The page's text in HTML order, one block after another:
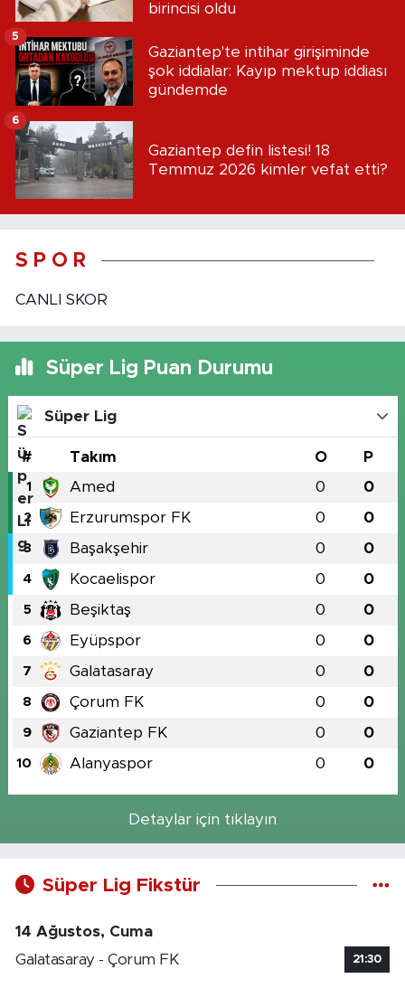
birincisi oldu
Gaziantep'te intihar girişiminde
şok iddialar: Kayıp mektup iddiası
gündemde
5
Gaziantep defin listesi! 18
Temmuz 2026 kimler vefat etti?
6
S P O R
CANLI SKOR
Süper Lig Puan Durumu
Süper Lig
# Takım O P
1 Amed 0 0
2 Erzurumspor FK 0 0
3 Başakşehir 0 0
4 Kocaelispor 0 0
5 Beşiktaş 0 0
6 Eyüpspor 0 0
7 Galatasaray 0 0
8 Çorum FK 0 0
9 Gaziantep FK 0 0
10 Alanyaspor 0 0
Detaylar için tıklayın
Süper Lig Fikstür
14 Ağustos, Cuma
Galatasaray - Çorum FK
21:30